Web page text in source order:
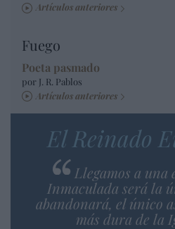
Artículos anteriores
Fuego
Poeta pasmado
por J. R. Pablos
Artículos anteriores
El Reinado
Llegamos a una
Inmaculada será la
abandonará, el único
más dura de la